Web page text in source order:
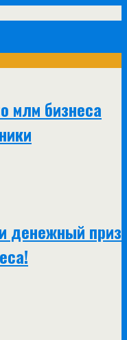
млм бизнеса
денежный приз